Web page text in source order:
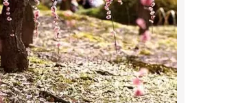
Гарантії
На весь товар розповсюджується
гарантія.
Ми зробимо все можливе, щоб Ви
залишилися задоволені
Поділитися